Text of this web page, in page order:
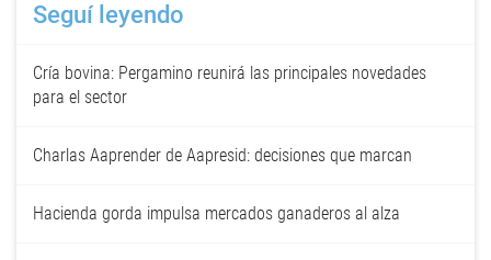
Seguí leyendo
Cría bovina: Pergamino reunirá las principales novedades
para el sector
Charlas Aaprender de Aapresid: decisiones que marcan
Hacienda gorda impulsa mercados ganaderos al alza